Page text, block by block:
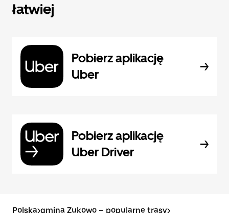
łatwiej
Pobierz aplikację
Uber
Pobierz aplikację
Uber Driver
Polska>gmina Zukowo – popularne trasy>